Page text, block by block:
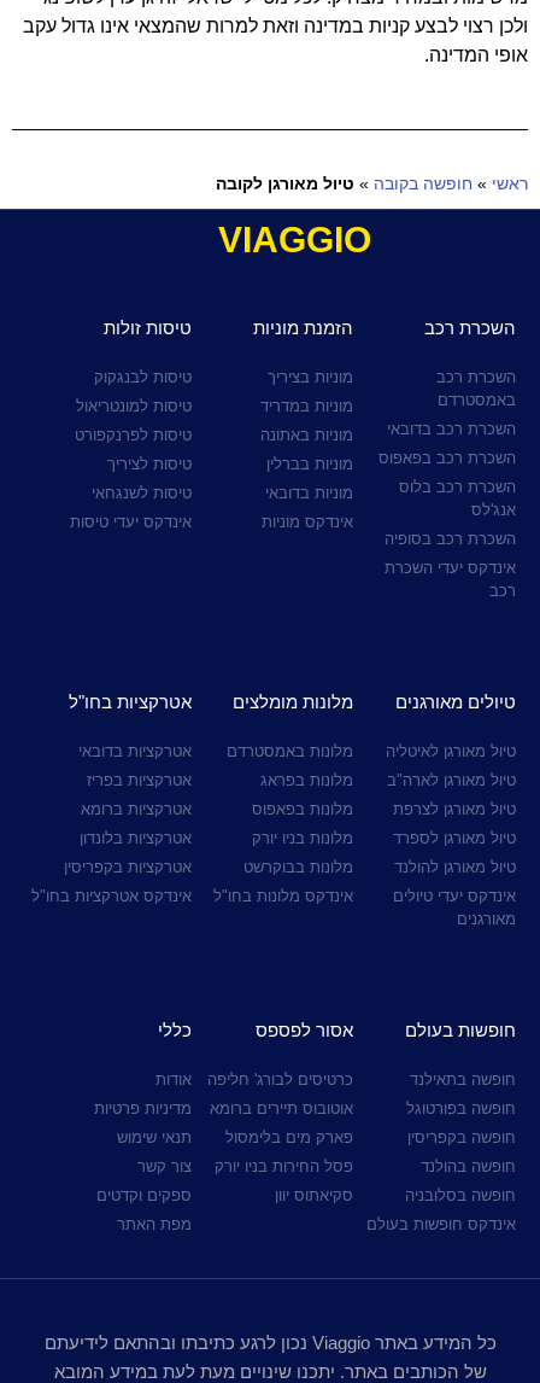
ולכן רצוי לבצע קניות במדינה וזאת למרות שהמצאי אינו גדול עקב
אופי המדינה.
ראשי » חופשה בקובה » טיול מאורגן לקובה
VIAGGIO
השכרת רכב
השכרת רכב
באמסטרדם
השכרת רכב בדובאי
השכרת רכב בפאפוס
השכרת רכב בלוס
אנג'לס
השכרת רכב בסופיה
אינדקס יעדי השכרת
רכב
הזמנת מוניות
מוניות בציריך
מוניות במדריד
מוניות באתונה
מוניות בברלין
מוניות בדובאי
אינדקס מוניות
טיסות זולות
טיסות לבנגקוק
טיסות למונטריאול
טיסות לפרנקפורט
טיסות לציריך
טיסות לשנגחאי
אינדקס יעדי טיסות
טיולים מאורגנים
טיול מאורגן לאיטליה
טיול מאורגן לארה"ב
טיול מאורגן לצרפת
טיול מאורגן לספרד
טיול מאורגן להולנד
אינדקס יעדי טיולים
מאורגנים
מלונות מומלצים
מלונות באמסטרדם
מלונות בפראג
מלונות בפאפוס
מלונות בניו יורק
מלונות בבוקרשט
אינדקס מלונות בחו"ל
אטרקציות בחו"ל
אטרקציות בדובאי
אטרקציות בפריז
אטרקציות ברומא
אטרקציות בלונדון
אטרקציות בקפריסין
אינדקס אטרקציות בחו"ל
חופשות בעולם
חופשה בתאילנד
חופשה בפורטוגל
חופשה בקפריסין
חופשה בהולנד
חופשה בסלובניה
אינדקס חופשות בעולם
אסור לפספס
כרטיסים לבורג' חליפה
אוטובוס תיירים ברומא
פארק מים בלימסול
פסל החירות בניו יורק
סקיאתוס יוון
כללי
אודות
מדיניות פרטיות
תנאי שימוש
צור קשר
ספקים וקדטים
מפת האתר
כל המידע באתר Viaggio נכון לרגע כתיבתו ובהתאם לידיעתם
של הכותבים באתר. יתכנו שינויים מעת לעת במידע המובא